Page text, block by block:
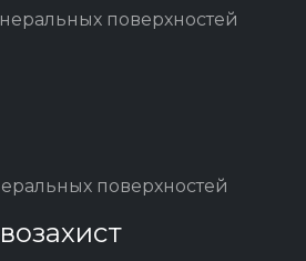
поверхностей
поверхностей